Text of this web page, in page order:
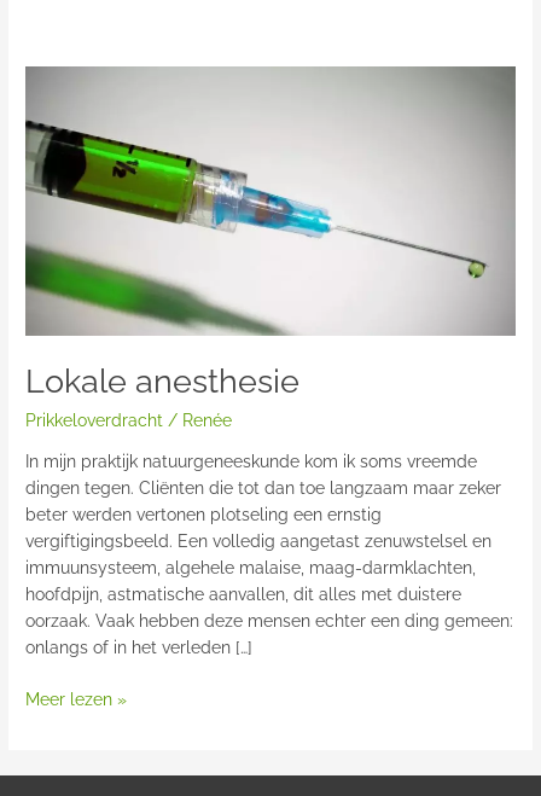
Lokale anesthesie
Prikkeloverdracht / Renée
In mijn praktijk natuurgeneeskunde kom ik soms vreemde
dingen tegen. Cliënten die tot dan toe langzaam maar zeker
beter werden vertonen plotseling een ernstig
vergiftigingsbeeld. Een volledig aangetast zenuwstelsel en
immuunsysteem, algehele malaise, maag-darmklachten,
hoofdpijn, astmatische aanvallen, dit alles met duistere
oorzaak. Vaak hebben deze mensen echter een ding gemeen:
onlangs of in het verleden […]
Meer lezen »